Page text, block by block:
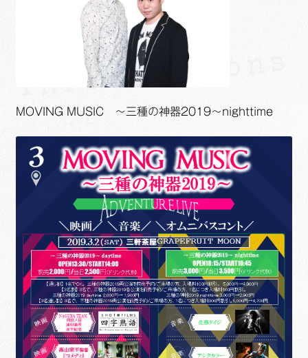
MOVING MUSIC ～三種の神器2019～nighttime